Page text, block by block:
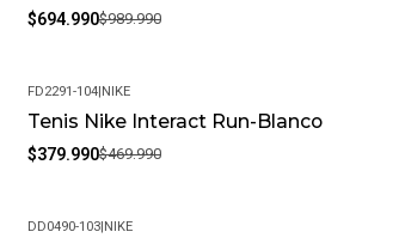
$694.990$989.990
-19%
FD2291-104|NIKE
Tenis Nike Interact Run-Blanco
$379.990$469.990
DD0490-103|NIKE